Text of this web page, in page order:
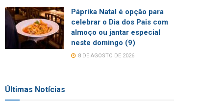
Páprika Natal é opção para
celebrar o Dia dos Pais com
almoço ou jantar especial
neste domingo (9)
8 DE AGOSTO DE 2026
Últimas Notícias